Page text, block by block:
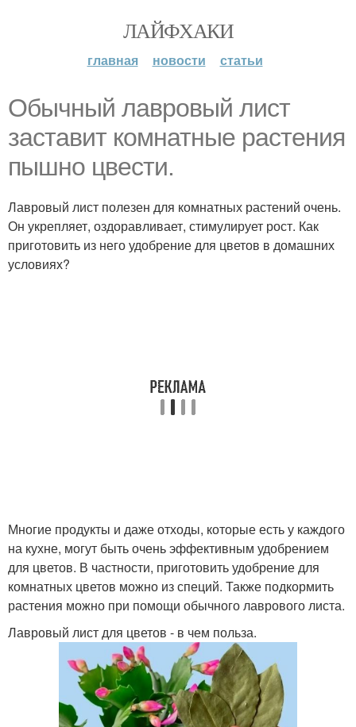
ЛАЙФХАКИ
главная новости статьи
Обычный лавровый лист
заставит комнатные растения
пышно цвести.
Лавровый лист полезен для комнатных растений очень.
Он укрепляет, оздоравливает, стимулирует рост. Как
приготовить из него удобрение для цветов в домашних
условиях?
Многие продукты и даже отходы, которые есть у каждого
на кухне, могут быть очень эффективным удобрением
для цветов. В частности, приготовить удобрение для
комнатных цветов можно из специй. Также подкормить
растения можно при помощи обычного лаврового листа.
Лавровый лист для цветов - в чем польза.